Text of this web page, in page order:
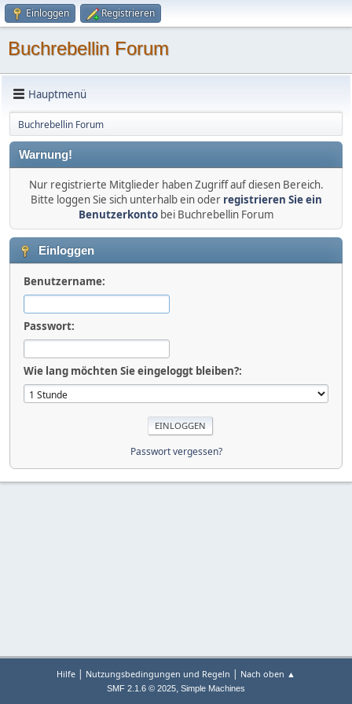
Einloggen Registrieren
Buchrebellin Forum
Hauptmenü
Buchrebellin Forum
Warnung!
Nur registrierte Mitglieder haben Zugriff auf diesen Bereich.
Bitte loggen Sie sich unterhalb ein oder registrieren Sie ein
Benutzerkonto bei Buchrebellin Forum
Einloggen
Benutzername:
Passwort:
Wie lang möchten Sie eingeloggt bleiben?:
Passwort vergessen?
Hilfe | Nutzungsbedingungen und Regeln | Nach oben ▲
SMF 2.1.6 © 2025, Simple Machines